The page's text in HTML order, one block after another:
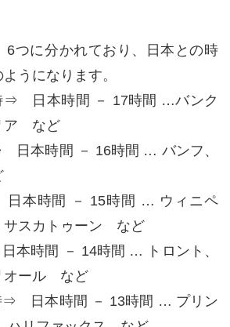
6つに分かれており、日本との時
うになります。
⇒ 日本時間 － 17時間 …バンク
ア など
日本時間 － 16時間 … バンフ、
本時間 － 15時間 … ウィニペ
サスカトゥーン など
本時間 － 14時間 … トロント、
オール など
⇒ 日本時間 － 13時間 … プリン